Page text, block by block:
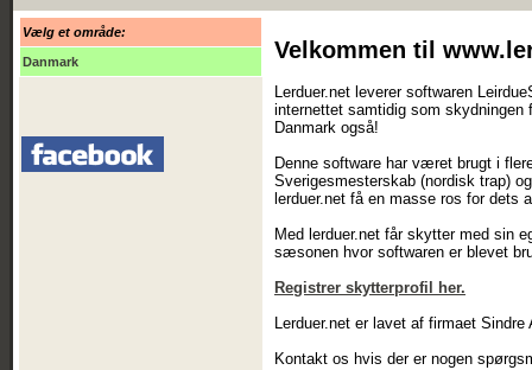
Vælg et område:
Danmark Velkommen til
Lerduer.net leverer softwaren
internettet samtidig som skydningen
Danmark også!
Denne software har været brugt i
Sverigesmesterskab (nordisk trap)
lerduer.net få en masse ros for dets
Med lerduer.net får skytter med sin
sæsonen hvor softwaren er blevet
Registrer skytterprofil her.
Lerduer.net er lavet af firmaet
Kontakt os hvis der er nogen